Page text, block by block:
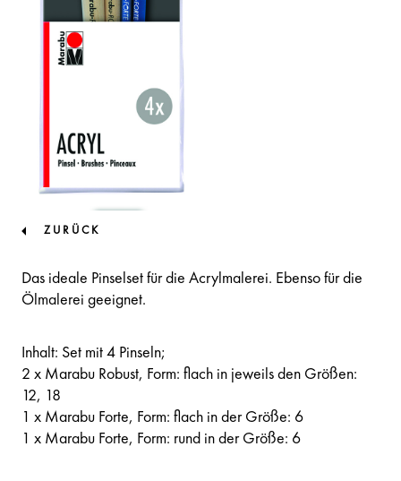
ZURÜCK
Das ideale Pinselset für die Acrylmalerei. Ebenso für die
Ölmalerei geeignet.
Inhalt: Set mit 4 Pinseln;
2 x Marabu Robust, Form: flach in jeweils den Größen:
12, 18
1 x Marabu Forte, Form: flach in der Größe: 6
1 x Marabu Forte, Form: rund in der Größe: 6